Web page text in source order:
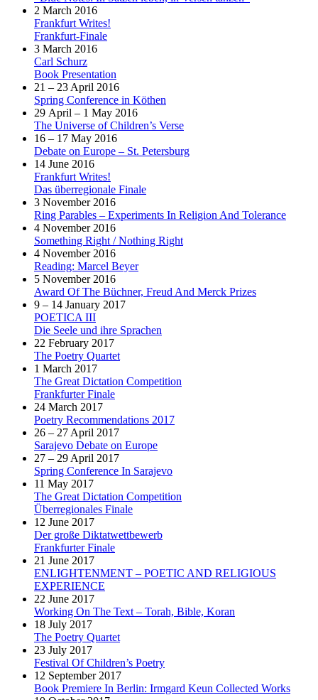
2 March 2016
Frankfurt Writes!
Frankfurt-Finale
3 March 2016
Carl Schurz
Book Presentation
21 – 23 April 2016
Spring Conference in Köthen
29 April – 1 May 2016
The Universe of Children’s Verse
16 – 17 May 2016
Debate on Europe – St. Petersburg
14 June 2016
Frankfurt Writes!
Das überregionale Finale
3 November 2016
Ring Parables – Experiments In Religion And Tolerance
4 November 2016
Something Right / Nothing Right
4 November 2016
Reading: Marcel Beyer
5 November 2016
Award Of The Büchner, Freud And Merck Prizes
9 – 14 January 2017
POETICA III
Die Seele und ihre Sprachen
22 February 2017
The Poetry Quartet
1 March 2017
The Great Dictation Competition
Frankfurter Finale
24 March 2017
Poetry Recommendations 2017
26 – 27 April 2017
Sarajevo Debate on Europe
27 – 29 April 2017
Spring Conference In Sarajevo
11 May 2017
The Great Dictation Competition
Überregionales Finale
12 June 2017
Der große Diktatwettbewerb
Frankfurter Finale
21 June 2017
ENLIGHTENMENT – POETIC AND RELIGIOUS
EXPERIENCE
22 June 2017
Working On The Text – Torah, Bible, Koran
18 July 2017
The Poetry Quartet
23 July 2017
Festival Of Children’s Poetry
12 September 2017
Book Premiere In Berlin: Irmgard Keun Collected Works